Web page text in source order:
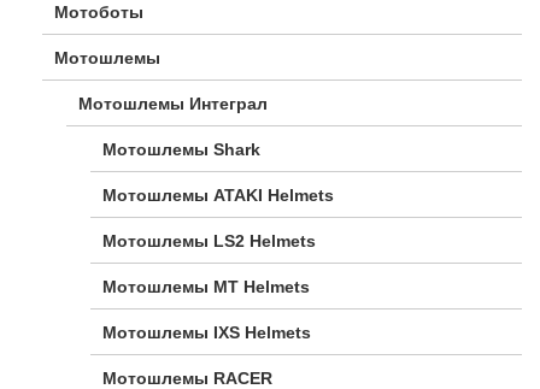
Мотоботы
Мотошлемы
Мотошлемы Интеграл
Мотошлемы Shark
Мотошлемы ATAKI Helmets
Мотошлемы LS2 Helmets
Мотошлемы MT Helmets
Мотошлемы IXS Helmets
Мотошлемы RACER